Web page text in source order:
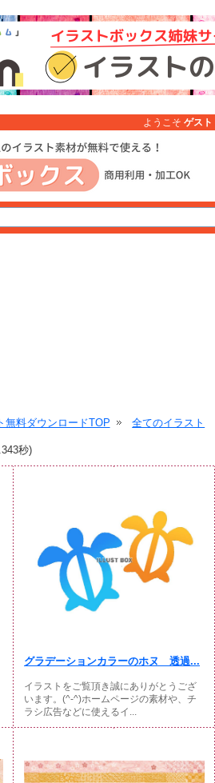
ようこそ ゲスト
無料ダウンロードTOP 全てのイラスト
秒)
グラデーションカラーのホヌ 透過...
イラストをご覧頂き誠にありがとうござ
います。(^-^)ホームページの素材や、チ
ラシ広告などに使えるイ...